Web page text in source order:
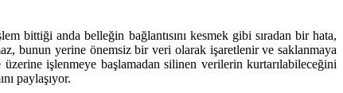
bittiği anda belleğin bağlantısını kesmek gibi sıradan bir hata,
bunun yerine önemsiz bir veri olarak işaretlenir ve saklanmaya
işlenmeye başlamadan silinen verilerin kurtarılabileceğini
paylaşıyor.